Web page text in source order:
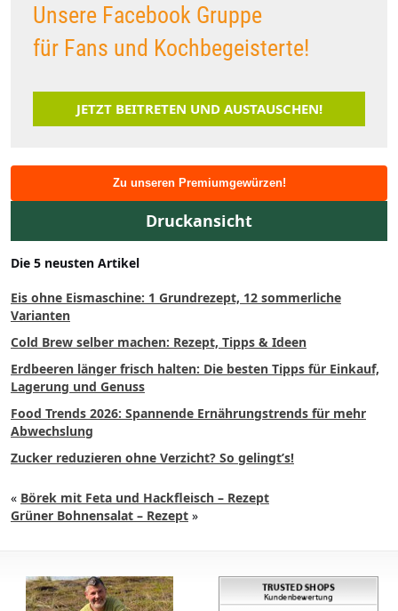
Unsere Facebook Gruppe
für Fans und Kochbegeisterte!
JETZT BEITRETEN UND AUSTAUSCHEN!
Zu unseren Premiumgewürzen!
Druckansicht
Die 5 neusten Artikel
Eis ohne Eismaschine: 1 Grundrezept, 12 sommerliche
Varianten
Cold Brew selber machen: Rezept, Tipps & Ideen
Erdbeeren länger frisch halten: Die besten Tipps für Einkauf,
Lagerung und Genuss
Food Trends 2026: Spannende Ernährungstrends für mehr
Abwechslung
Zucker reduzieren ohne Verzicht? So gelingt’s!
« Börek mit Feta und Hackfleisch – Rezept
Grüner Bohnensalat – Rezept »